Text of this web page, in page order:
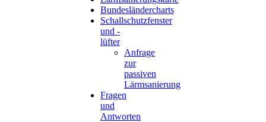
Bundesländercharts
Schallschutzfenster
und -
lüfter
Anfrage
zur
passiven
Lärmsanierung
Fragen
und
Antworten